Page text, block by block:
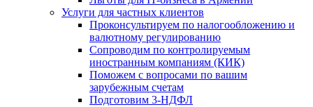
Услуги для частных клиентов
Проконсультируем по налогообложению и
валютному регулированию
Сопроводим по контролируемым
иностранным компаниям (КИК)
Поможем с вопросами по вашим
зарубежным счетам
Подготовим 3-НДФЛ